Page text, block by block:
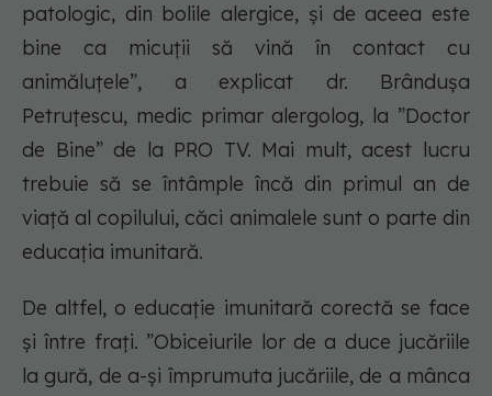
patologic, din bolile alergice, și de aceea este
bine ca micuții să vină în contact cu
animăluțele”, a explicat dr. Brândușa
Petruțescu, medic primar alergolog, la ”Doctor
de Bine” de la PRO TV. Mai mult, acest lucru
trebuie să se întâmple încă din primul an de
viață al copilului, căci animalele sunt o parte din
educația imunitară.
De altfel, o educație imunitară corectă se face
și între frați. ”Obiceiurile lor de a duce jucăriile
la gură, de a-și împrumuta jucăriile, de a mânca